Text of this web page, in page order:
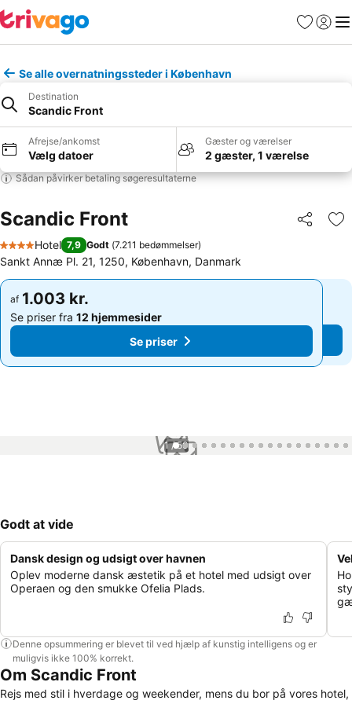
Favoritter
Log ind
Se alle overnatningssteder i København
Destination
Scandic Front
Afrejse/ankomst
Vælg datoer
Gæster og værelser
2 gæster, 1 værelse
Sådan påvirker betaling søgeresultaterne
Scandic Front Del
4 Stjerner
Hotel 7,9 Godt (7.211 bedømmelser)
Sankt Annæ Pl. 21, 1250, København, Danmark
af 1.003 kr.
Se priser fra 12 hjemmesider
Se priser
af 1.003 kr.
Se priser fra 12 hjemmesider
Se priser
1 / 50
Godt at vide
Dansk design og udsigt over havnen
Oplev moderne dansk æstetik på et hotel med udsigt over
Operaen og den smukke Ofelia Plads.
Denne opsummering er blevet til ved hjælp af kunstig intelligens og er
muligvis ikke 100% korrekt.
Om Scandic Front
Rejs med stil i hverdage og weekender, mens du bor på vores hotel,